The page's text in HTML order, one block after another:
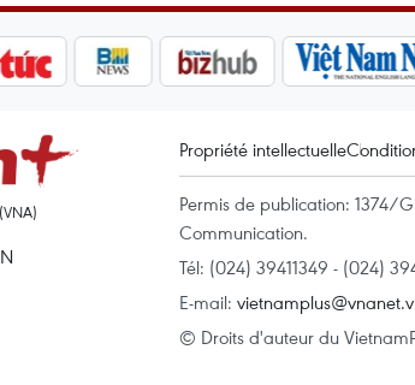
Propriété intellectuelle
Permis de publication: 1374/
Communication.
Tél: (024) 39411349 - (024)
E-mail:
© Droits d'auteur du